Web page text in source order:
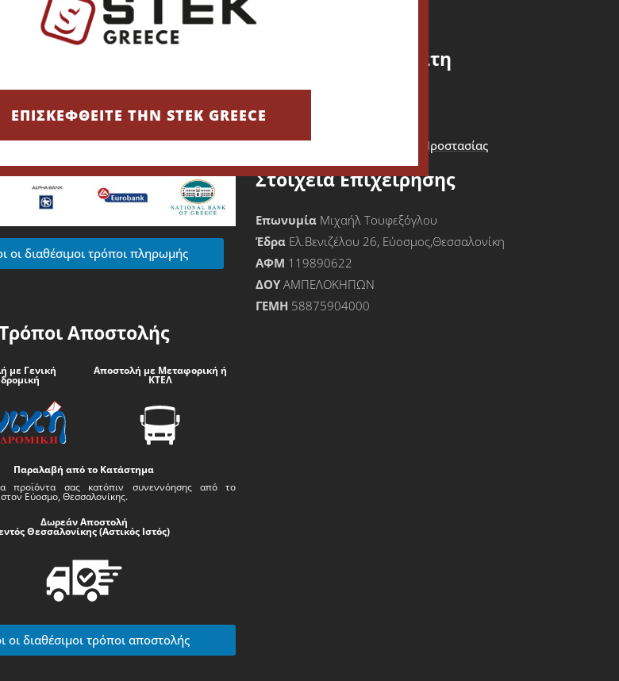
οι διαθέσιμοι τρόποι πληρωμής
Αποστολής
με Γενική Αποστολή με Μεταφορική ή
ΚΤΕΛ
Παραλαβή από το Κατάστημα
προϊόντα σας κατόπιν συνεννόησης από το
Εύοσμο, Θεσσαλονίκης.
Δωρεάν Αποστολή
Θεσσαλονίκης (Αστικός Ιστός)
οι διαθέσιμοι τρόποι αποστολής
Εξυπηρέτηση Πελάτη
Είσοδος - Εγγραφή Πελάτη
Όροι Χρήσης & Πολιτική Προστασίας
Στοιχεία Επιχείρησης
Επωνυμία Μιχαήλ Τουφεξόγλου
Έδρα Ελ.Βενιζέλου 26, Εύοσμος,Θεσσαλονίκη
ΑΦΜ 119890622
ΔΟΥΑΜΠΕΛΟΚΗΠΩΝ
ΓΕΜΗ 58875904000
ΕΠΙΣΚΕΦΘΕΙΤΕ ΤΗΝ STEK GREECE